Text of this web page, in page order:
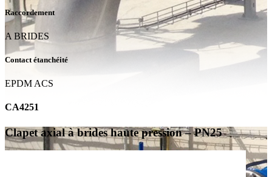
Raccordement
A BRIDES
Contact étanchéité
EPDM ACS
CA4251
Clapet axial à brides haute pression – PN25